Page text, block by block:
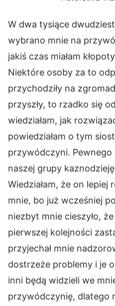
W dwa tysiące
wybrano mnie na
jakiś czas miałam
Niektóre osoby za to
przychodziły na
przyszły, to rzadko się
wiedziałam, jak
powiedziałam o tym
przywódczyni. Pewnego
naszej grupy
Wiedziałam, że on lepiej
mnie, bo już wcześniej
niezbyt mnie cieszyło,
pierwszej kolejności
przyjechał mnie
dostrzeże problemy i je
inni będą widzieli we
przywódczynię, dlatego